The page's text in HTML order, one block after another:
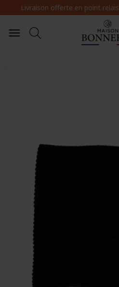
Livraison offerte en point relais
